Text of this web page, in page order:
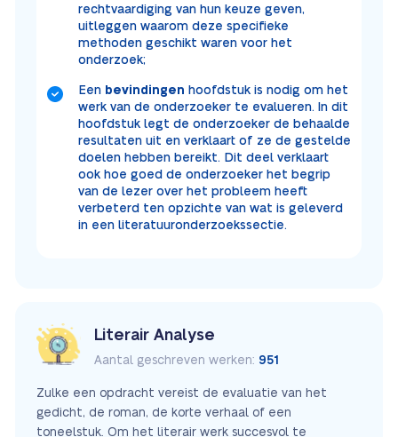
rechtvaardiging van hun keuze geven,
uitleggen waarom deze specifieke
methoden geschikt waren voor het
onderzoek;
Een bevindingen hoofdstuk is nodig om het
werk van de onderzoeker te evalueren. In dit
hoofdstuk legt de onderzoeker de behaalde
resultaten uit en verklaart of ze de gestelde
doelen hebben bereikt. Dit deel verklaart
ook hoe goed de onderzoeker het begrip
van de lezer over het probleem heeft
verbeterd ten opzichte van wat is geleverd
in een literatuuronderzoekssectie.
Literair Analyse
Aantal geschreven werken: 951
Zulke een opdracht vereist de evaluatie van het
gedicht, de roman, de korte verhaal of een
toneelstuk. Om het literair werk succesvol te